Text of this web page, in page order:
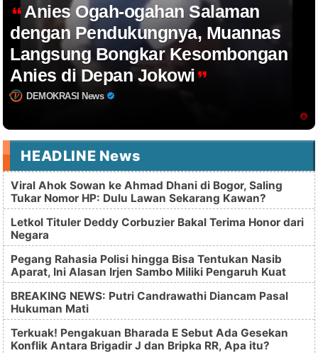
Anies Ogah-ogahan Salaman
dengan Pendukungnya, Muannas
Langsung Bongkar Kesombongan
Anies di Depan Jokowi
DEMOKRASI News
HEADLINE News
Viral Ahok Sowan ke Ahmad Dhani di Bogor, Saling
Tukar Nomor HP: Dulu Lawan Sekarang Kawan?
Letkol Tituler Deddy Corbuzier Bakal Terima Honor dari
Negara
Pegang Rahasia Polisi hingga Bisa Tentukan Nasib
Aparat, Ini Alasan Irjen Sambo Miliki Pengaruh Kuat
BREAKING NEWS: Putri Candrawathi Diancam Pasal
Hukuman Mati
Terkuak! Pengakuan Bharada E Sebut Ada Gesekan
Konflik Antara Brigadir J dan Bripka RR, Apa itu?